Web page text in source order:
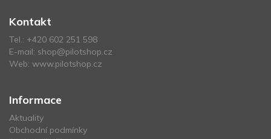
Kontakt
Tel.: +420 602 251 598
E-mail: shop@pilotshop.cz
Web: www.pilotshop.cz
Informace
Aktuality
Obchodní podmínky